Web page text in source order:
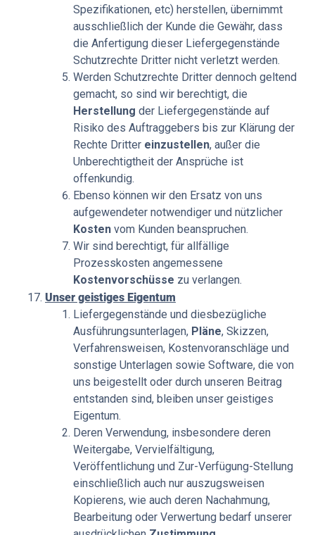
Spezifikationen, etc) herstellen, übernimmt
ausschließlich der Kunde die Gewähr, dass
die Anfertigung dieser Liefergegenstände
Schutzrechte Dritter nicht verletzt werden.
Werden Schutzrechte Dritter dennoch geltend
gemacht, so sind wir berechtigt, die
Herstellung der Liefergegenstände auf
Risiko des Auftraggebers bis zur Klärung der
Rechte Dritter einzustellen, außer die
Unberechtigtheit der Ansprüche ist
offenkundig.
Ebenso können wir den Ersatz von uns
aufgewendeter notwendiger und nützlicher
Kosten vom Kunden beanspruchen.
Wir sind berechtigt, für allfällige
Prozesskosten angemessene
Kostenvorschüsse zu verlangen.
Unser geistiges Eigentum
Liefergegenstände und diesbezügliche
Ausführungsunterlagen, Pläne, Skizzen,
Verfahrensweisen, Kostenvoranschläge und
sonstige Unterlagen sowie Software, die von
uns beigestellt oder durch unseren Beitrag
entstanden sind, bleiben unser geistiges
Eigentum.
Deren Verwendung, insbesondere deren
Weitergabe, Vervielfältigung,
Veröffentlichung und Zur-Verfügung-Stellung
einschließlich auch nur auszugsweisen
Kopierens, wie auch deren Nachahmung,
Bearbeitung oder Verwertung bedarf unserer